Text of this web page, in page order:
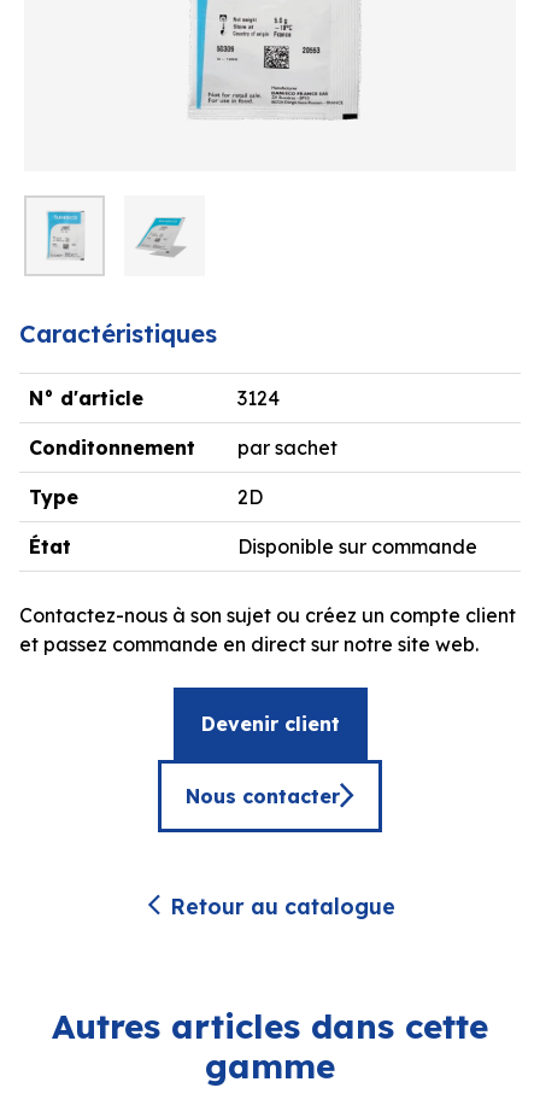
Caractéristiques
N° d'article 3124
Conditonnement par sachet
Type 2D
État Disponible sur commande
Contactez-nous à son sujet ou créez un compte client
et passez commande en direct sur notre site web.
Devenir client
Nous contacter
Retour au catalogue
Autres articles dans cette
gamme